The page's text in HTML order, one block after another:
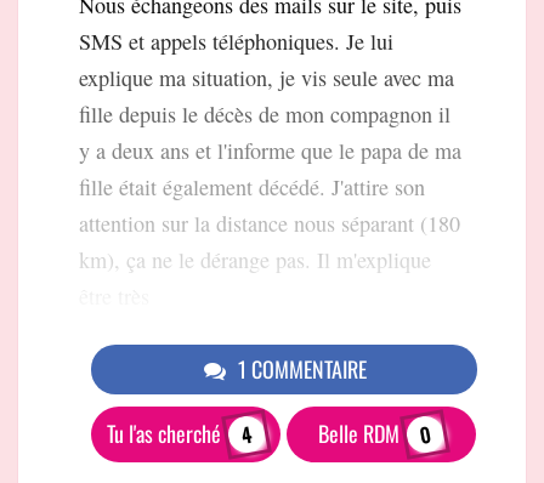
SMS et appels téléphoniques. Je lui
explique ma situation, je vis seule avec ma
fille depuis le décès de mon compagnon il
y a deux ans et l'informe que le papa de ma
fille était également décédé. J'attire son
attention sur la distance nous séparant (180
km), ça ne le dérange pas. Il m'explique
1 COMMENTAIRE
Tu l'as cherché 4 Belle RDM 0